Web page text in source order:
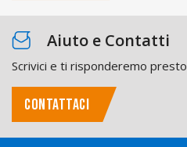
Aiuto e Contatti
Scrivici e ti risponderemo presto
CONTATTACI